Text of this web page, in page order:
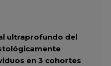
ultraprofundo del
en 3 cohortes